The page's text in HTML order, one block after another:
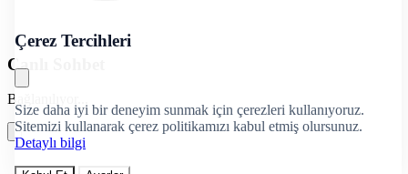
Çerez Tercihleri
Size daha iyi bir deneyim sunmak için çerezleri kullanıyoruz.
Sitemizi kullanarak çerez politikamızı kabul etmiş olursunuz.
Detaylı bilgi
Canlı Sohbet
Bağlanılıyor...